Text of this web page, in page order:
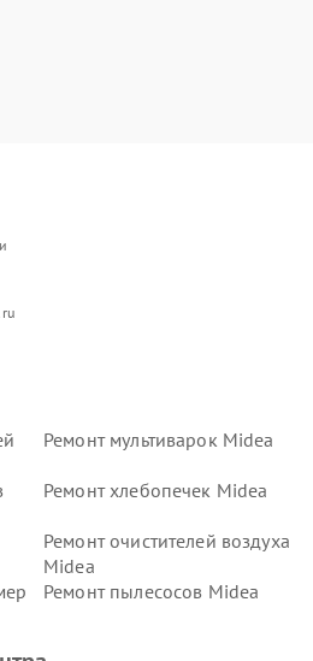
Ремонт мультиварок Midea
Ремонт хлебопечек Midea
Ремонт очистителей воздуха
Midea
Ремонт пылесосов Midea